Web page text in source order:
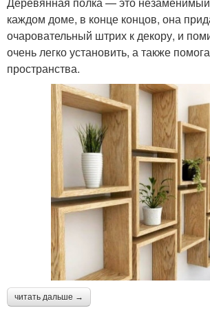
каждом доме, в конце концов, она
очаровательный штрих к декору, и
очень легко установить, а также
пространства.
читать дальше →